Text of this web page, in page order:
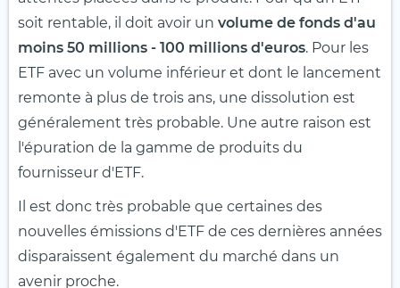
soit rentable, il doit avoir un volume de fonds d'au
moins 50 millions - 100 millions d'euros. Pour les
ETF avec un volume inférieur et dont le lancement
remonte à plus de trois ans, une dissolution est
généralement très probable. Une autre raison est
l'épuration de la gamme de produits du
fournisseur d'ETF.
Il est donc très probable que certaines des
nouvelles émissions d'ETF de ces dernières années
disparaissent également du marché dans un
avenir proche.